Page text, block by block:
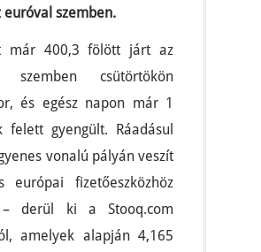
euróval szemben.
már 400,3 fölött járt az
szemben csütörtökön
és egész napon már 1
felett gyengült. Ráadásul
vonalú pályán veszít
európai fizetőeszközhöz
– derül ki a Stooq.com
amelyek alapján 4,165